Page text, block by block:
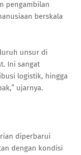
pengambilan
berskala
unsur di
Ini sangat
logistik, hingga
ujarnya.
diperbarui
dengan kondisi